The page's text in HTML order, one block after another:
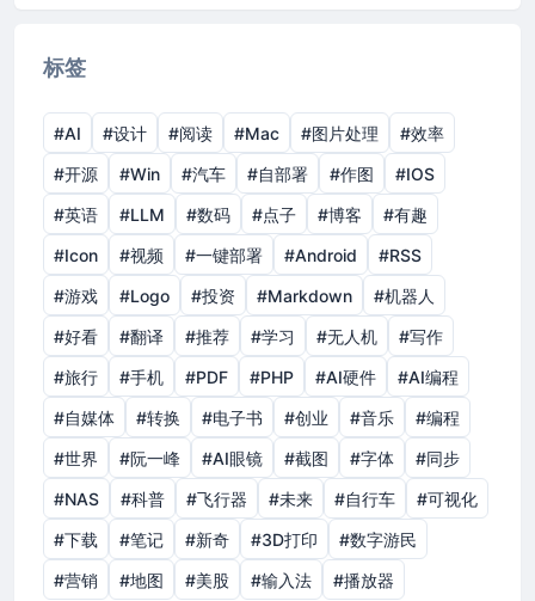
标签
#AI #设计 #阅读 #Mac #图片处理
#效率
#开源
#Win #汽车 #自部署 #作图
#IOS
#英语
#LLM #数码 #点子 #博客
#有趣
#Icon
#视频 #一键部署 #Android
#RSS
#游戏
#Logo #投资 #Markdown
#机器人
#好看
#翻译 #推荐 #学习 #无人机
#写作
#旅行
#手机 #PDF #PHP #AI硬件
#AI编程
#自媒体
#转换 #电子书 #创业 #音乐
#编程
#世界
#阮一峰 #AI眼镜 #截图 #字体
#同步
#NAS
#科普 #飞行器 #未来 #自行车
#可视化
#下载
#笔记 #新奇 #3D打印
#数字游民
#营销
#地图 #美股 #输入法 #播放器